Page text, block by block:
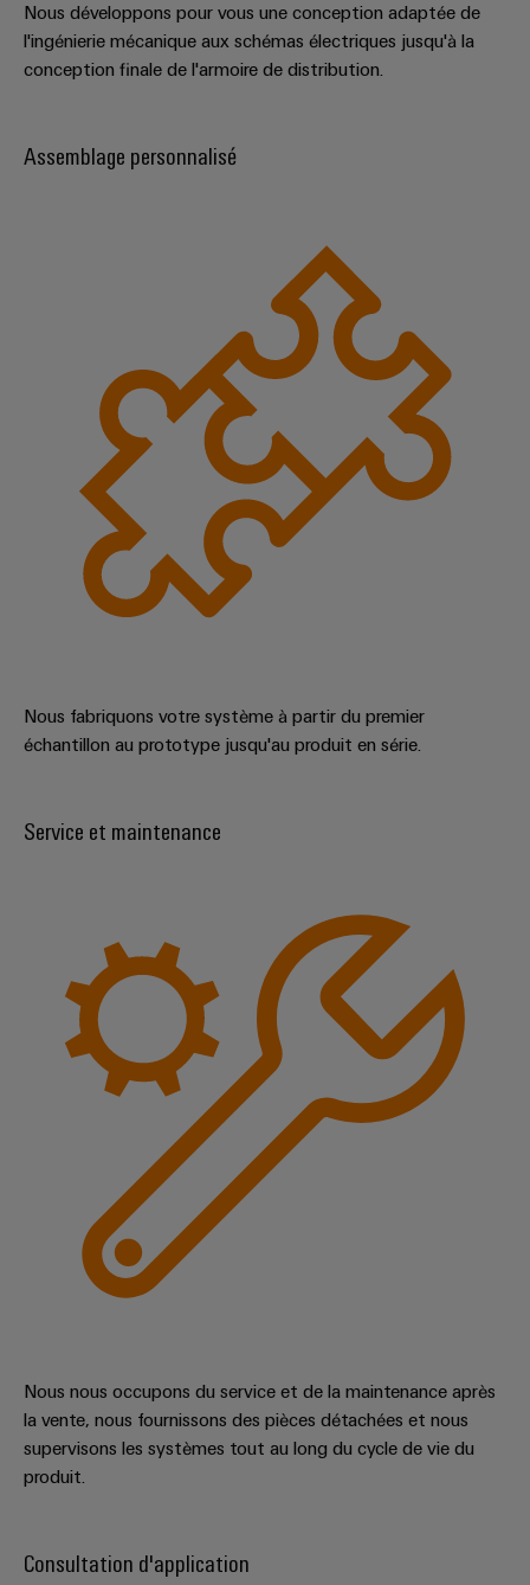
Nous développons pour vous une conception adaptée de
l'ingénierie mécanique aux schémas électriques jusqu'à la
conception finale de l'armoire de distribution.
Assemblage personnalisé
Nous fabriquons votre système à partir du premier
échantillon au prototype jusqu'au produit en série.
Service et maintenance
Nous nous occupons du service et de la maintenance après
la vente, nous fournissons des pièces détachées et nous
supervisons les systèmes tout au long du cycle de vie du
produit.
Consultation d'application